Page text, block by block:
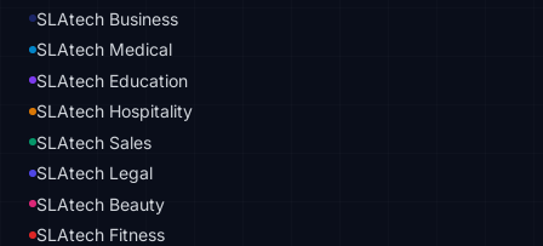
SLAtech Business
SLAtech Medical
SLAtech Education
SLAtech Hospitality
SLAtech Sales
SLAtech Legal
SLAtech Beauty
SLAtech Fitness